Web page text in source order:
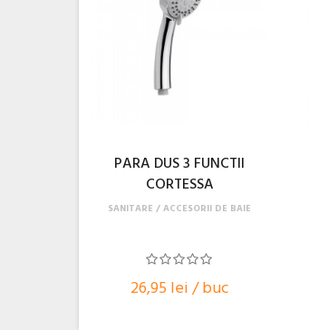
PARA DUS 3 FUNCTII
CORTESSA
26,95 lei / buc
SANITARE ACCESORII DE BAIE